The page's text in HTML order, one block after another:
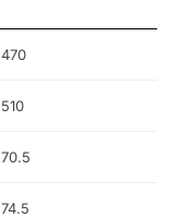
470
510
70.5
74.5